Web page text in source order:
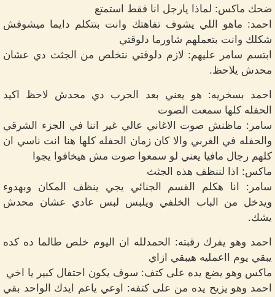
ضحك ماكس: لماذا يارجل انا فقط استمتع
احمد: ماهو اللي يشوف تفاهتك وانت بتتكلم دايما ميشوفش
شكلك وانت بتعملهم شاورما دلوقتي
ابتسم سامر عليهم: لازم دلوقتي نتخلص من الجثث دي عشان
محدش يلاحظ.
احمد بسخريه: هو يعني بعد الحرب دي محدش لاحظ اكيد
الحفله كلها سمعت الصوت
سامر: ماظنش صوت الاغاني عالي غير اننا في الجزء الشرقي
والحفله في الغربي والا كان زمان الحفله كلها هنا انت ناسي ان
كلهم رجال مافيا يعني لو سمعوا صوت مش هيخافوا يجوا
ماكس: اذا لننظف هذه الجثث
سامر: انا هكلم القسم الجنائي يجي ينظف المكان وبهدوء
ويدخل من الباب الخلفي ويلبس لبس عادي عشان محدش
يشك.
احمد وهو يفرك رقبته: الحمدلله ان اليوم خلص طالما ده كده
يبقي يوم ااعمليه هيبقي ازاي
ماكس وهو يضع يده على كتف: سوف يكون احتفال كبير يا اخي
احمد وهو يزيح يده من على كتفه: اوعي ياعم ايدك الواحد بقي